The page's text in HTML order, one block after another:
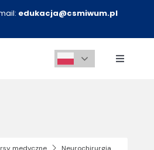
edukacja@csmiwum.pl
Toggle